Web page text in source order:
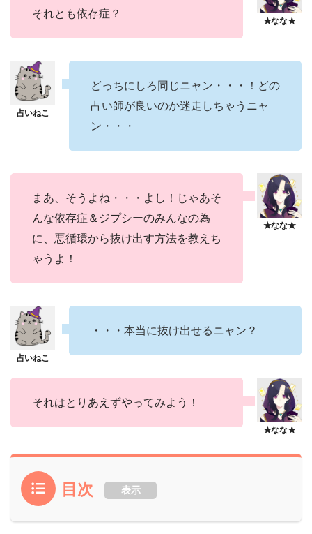
それとも依存症？
どっちにしろ同じニャン・・・！どの
占い師が良いのか迷走しちゃうニャ
ン・・・
まあ、そうよね・・・よし！じゃあそ
んな依存症＆ジプシーのみんなの為
に、悪循環から抜け出す方法を教えち
ゃうよ！
・・・本当に抜け出せるニャン？
それはとりあえずやってみよう！
目次 表示